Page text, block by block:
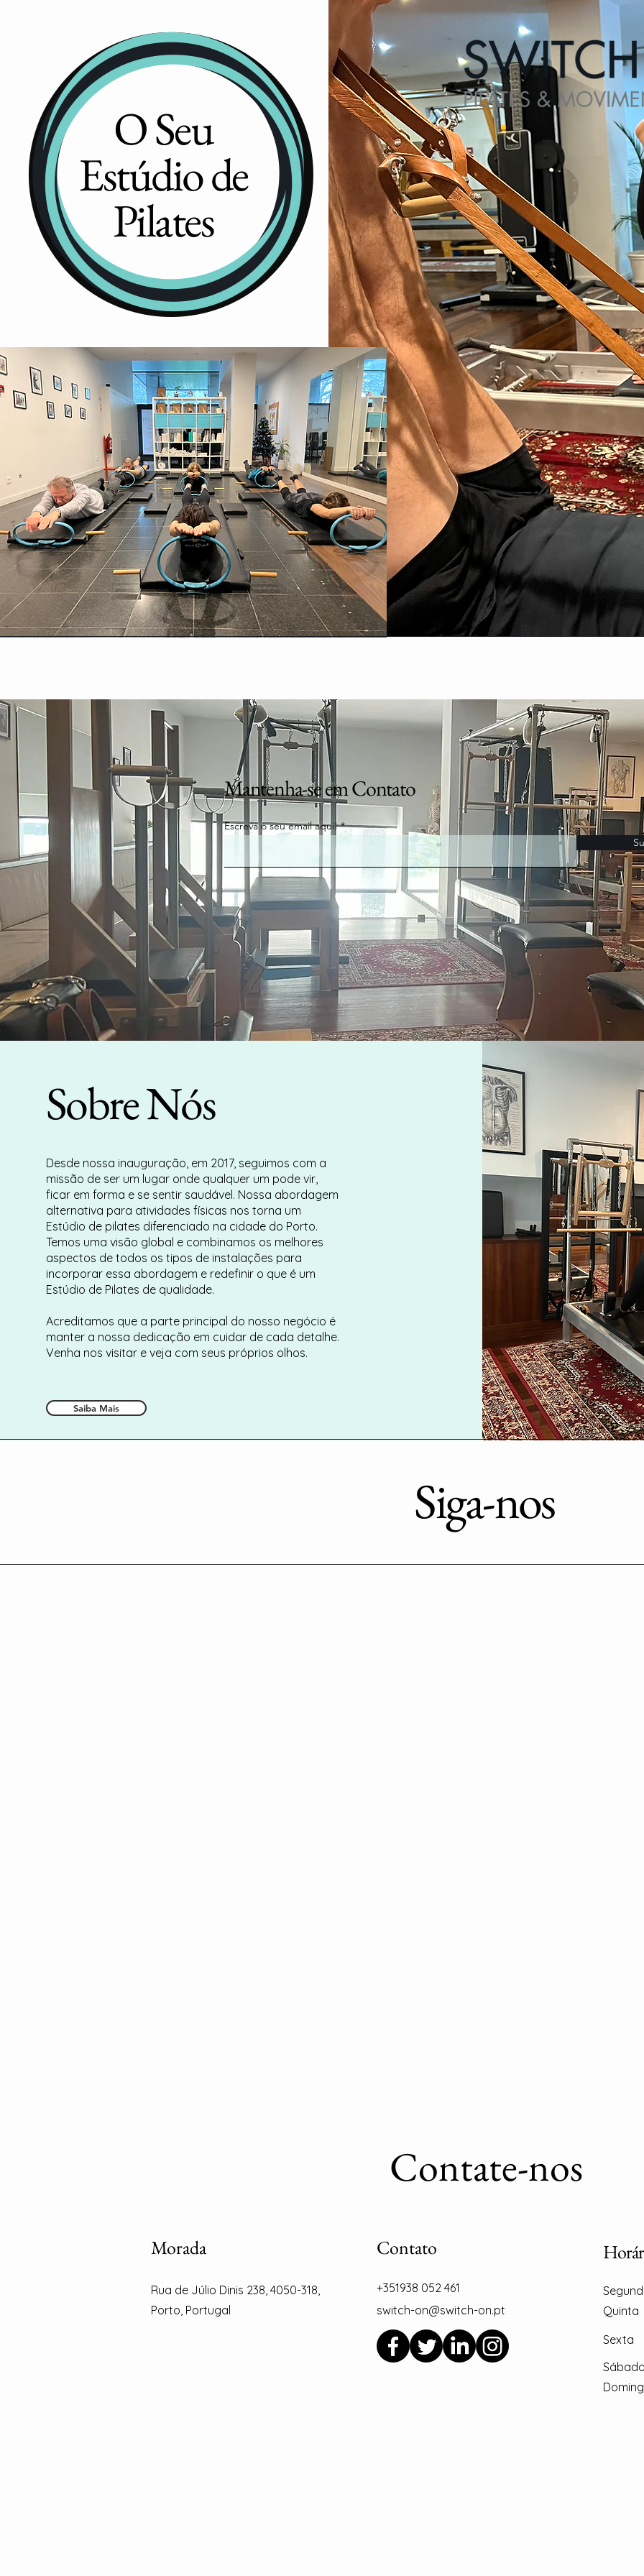
O Seu
Estúdio de
Pilates
Mantenha-se em Contato
Escreva o seu email aqui!
Sobre Nós
Desde nossa inauguração, em 2017, seguimos com a
missão de ser um lugar onde qualquer um pode vir,
ficar em forma e se sentir saudável. Nossa abordagem
alternativa para atividades físicas nos torna um
Estúdio de pilates diferenciado na cidade do Porto.
Temos uma visão global e combinamos os melhores
aspectos de todos os tipos de instalações para
incorporar essa abordagem e redefinir o que é um
Estúdio de Pilates de qualidade.
Acreditamos que a parte principal do nosso negócio é
manter a nossa dedicação em cuidar de cada detalhe.
Venha nos visitar e veja com seus próprios olhos.
Saiba Mais
Siga-nos
Contate-nos
Morada
Rua de Júlio Dinis 238, 4050-318,
Porto, Portugal
Contato
+351938 052 461
switch-on@switch-on.pt
Quinta
Sexta